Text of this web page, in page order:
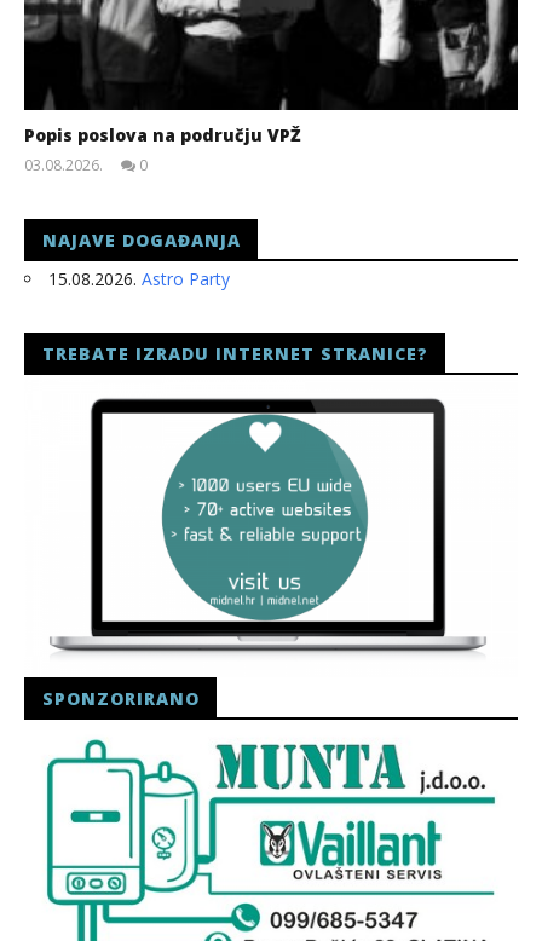
Popis poslova na području VPŽ
03.08.2026.
0
NAJAVE DOGAĐANJA
15.08.2026. Astro Party
TREBATE IZRADU INTERNET STRANICE?
SPONZORIRANO